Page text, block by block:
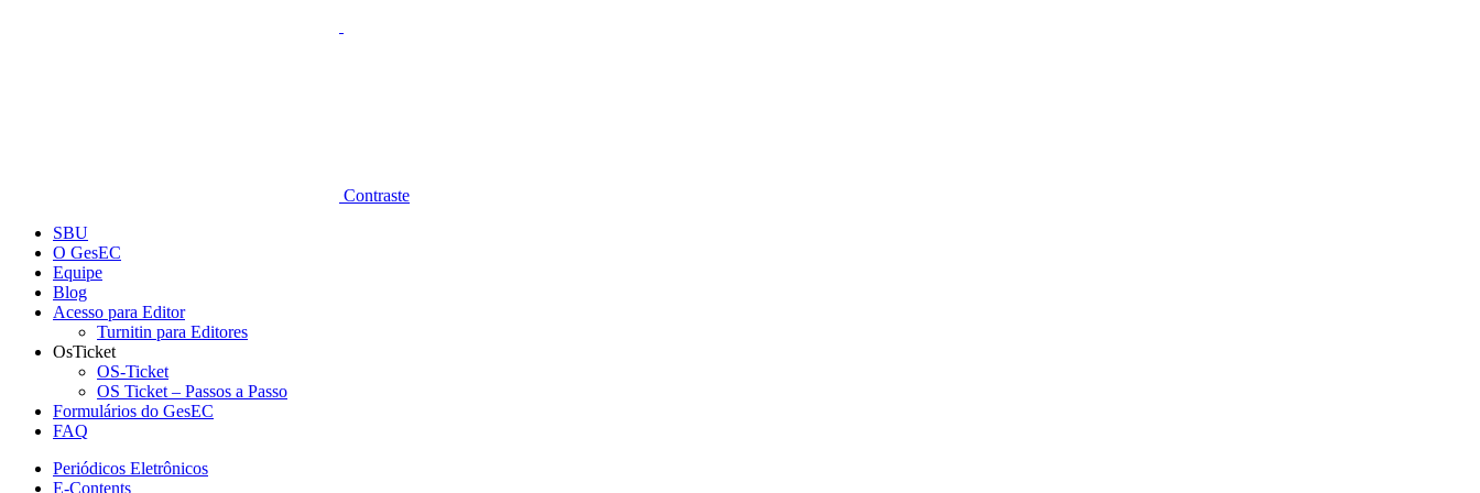
Contraste
SBU
O GesEC
Equipe
Blog
Acesso para Editor
Turnitin para Editores
OsTicket
OS-Ticket
OS Ticket – Passos a Passo
Formulários do GesEC
FAQ
Periódicos Eletrônicos
E-Contents